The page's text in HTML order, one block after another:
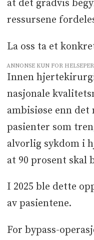
at det gradvis
ressursene
La oss ta et
ANNONSE KUN FOR
Innen
nasjonale
ambisiøse enn det
pasienter som
alvorlig sykdom i
at 90 prosent skal
I 2025 ble dette
av pasientene.
For bypass-